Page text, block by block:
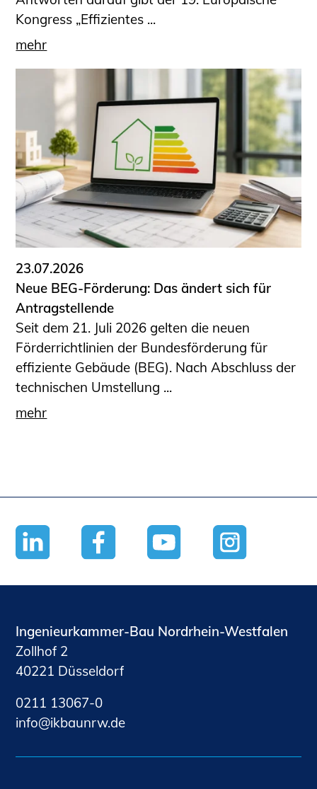
Kongress „Effizientes ...
mehr
23.07.2026
Neue BEG-Förderung: Das ändert sich für
Antragstellende
Seit dem 21. Juli 2026 gelten die neuen
Förderrichtlinien der Bundesförderung für
effiziente Gebäude (BEG). Nach Abschluss der
technischen Umstellung ...
mehr
Ingenieurkammer-Bau Nordrhein-Westfalen
Zollhof 2
40221 Düsseldorf
0211 13067-0
nf
kb nrwd